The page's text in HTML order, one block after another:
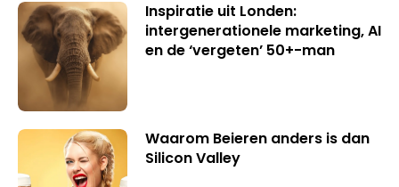
Inspiratie uit Londen:
intergenerationele marketing, AI
en de ‘vergeten’ 50+-man
Waarom Beieren anders is dan
Silicon Valley